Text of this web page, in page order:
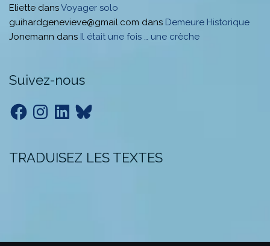
Eliette dansVoyager solo
guihardgenevieve@gmail.com dans Demeure Historique
Jonemann dans Il était une fois … une crèche
Suivez-nous
FacebookInstagramLinkedInBluesky
TRADUISEZ LES TEXTES